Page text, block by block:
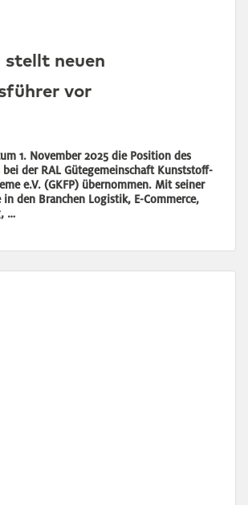
stellt neuen
vor
1. November 2025 die Position des
bei der RAL Gütegemeinschaft Kunststoff-
e.V. (GKFP) übernommen. Mit seiner
in den Branchen Logistik, E-Commerce,
…